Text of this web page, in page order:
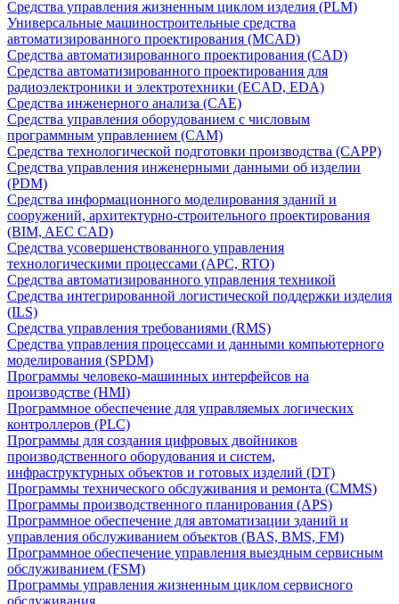
Средства управления жизненным циклом изделия (PLM)
Универсальные машиностроительные средства
автоматизированного проектирования (MCAD)
Средства автоматизированного проектирования (CAD)
Средства автоматизированного проектирования для
радиоэлектроники и электротехники (ECAD, EDA)
Средства инженерного анализа (CAE)
Средства управления оборудованием с числовым
программным управлением (CAM)
Средства технологической подготовки производства (CAPP)
Средства управления инженерными данными об изделии
(PDM)
Средства информационного моделирования зданий и
сооружений, архитектурно-строительного проектирования
(BIM, AEC CAD)
Средства усовершенствованного управления
технологическими процессами (APC, RTO)
Средства автоматизированного управления техникой
Средства интегрированной логистической поддержки изделия
(ILS)
Средства управления требованиями (RMS)
Средства управления процессами и данными компьютерного
моделирования (SPDM)
Программы человеко-машинных интерфейсов на
производстве (HMI)
Программное обеспечение для управляемых логических
контроллеров (PLC)
Программы для создания цифровых двойников
производственного оборудования и систем,
инфраструктурных объектов и готовых изделий (DT)
Программы технического обслуживания и ремонта (CMMS)
Программы производственного планирования (APS)
Программное обеспечение для автоматизации зданий и
управления обслуживанием объектов (BAS, BMS, FM)
Программное обеспечение управления выездным сервисным
обслуживанием (FSM)
Программы управления жизненным циклом сервисного
обслуживания